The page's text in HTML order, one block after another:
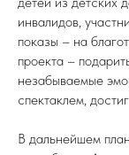
инвалидов,
показы – на
проекта –
незабываемые
спектаклем,
В дальнейшем